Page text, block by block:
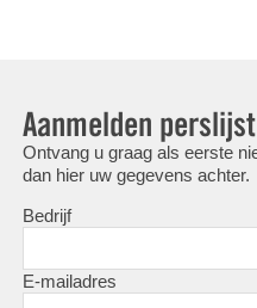
Aanmelden perslijst
Ontvang u graag als eerste
dan hier uw gegevens achter.
Bedrijf
E-mailadres